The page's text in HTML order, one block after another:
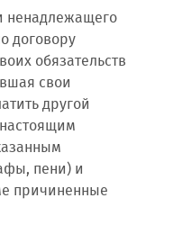
ненадлежащего
договору
обязательств
свои
другой
пени) и
причиненные